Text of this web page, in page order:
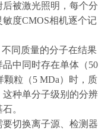
被激光照明，每个分
度CMOS相机逐个记
同质量的分子在结果
中同时存在单体（50
颗粒（5 MDa）时，质
种单分子级别的分辨
。
切换离子源、检测器